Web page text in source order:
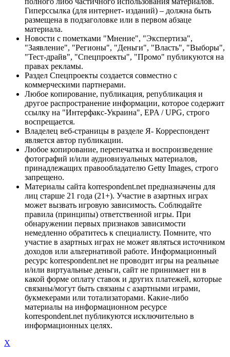
Гиперссылка (для интернет- изданий) – должна быть
размещена в подзаголовке или в первом абзаце
материала.
Новости с пометками "Мнение", "Экспертиза",
"Заявление", "Регионы", "Деньги", "Власть", "Выборы",
"Тест-драйв", "Спецпроекты", "Промо" публикуются на
правах рекламы.
Раздел Спецпроекты создается совместно с
коммерческими партнерами.
Любое копирование, публикация, републикация и
другое распространение информации, которое содержит
ссылку на "Интерфакс-Украина", EPA / UPG, строго
воспрещается.
Владелец веб-страницы в разделе Я- Корреспондент
является автор публикации.
Любое копирование, перепечатка и воспроизведение
фотографий и/или аудиовизуальных материалов,
принадлежащих правообладателю Getty Images, строго
запрещено.
Материалы сайта korrespondent.net предназначены для
лиц старше 21 года (21+). Участие в азартных играх
может вызвать игровую зависимость. Соблюдайте
правила (принципы) ответственной игры. При
обнаружении первых признаков зависимости
немедленно обратитесь к специалисту. Помните, что
участие в азартных играх не может являться источником
доходов или альтернативой работе. Информационный
ресурс korrespondent.net не проводит игры на реальные
и/или виртуальные деньги, сайт не принимает ни в
какой форме оплату ставок и других платежей, которые
связаны/могут быть связаны с азартными играми,
букмекерами или тотализаторами. Какие-либо
материалы на информационном ресурсе
korrespondent.net публикуются исключительно в
информационных целях.
X